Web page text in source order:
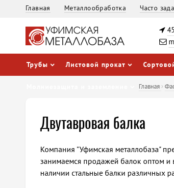
Главная Металлообработка Часто
Трубы Листовой прокат
Главная ›
Двутавровая балка
Компания "Уфимская металлобаза"
занимаемся продажей балок оптом и
наличии стальные балки различных